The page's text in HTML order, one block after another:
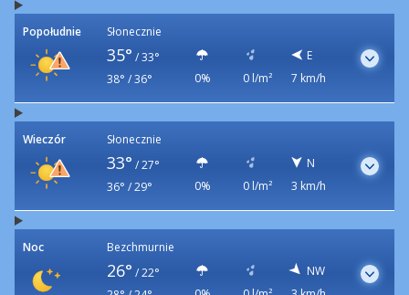
Popołudnie Słonecznie
35° / 33°
38° / 36°
0% 0 l/m²
E
7 km/h
Wieczór Słonecznie
33° / 27°
36° / 29°
0% 0 l/m²
N
3 km/h
Noc Bezchmurnie
26° / 22°
NW